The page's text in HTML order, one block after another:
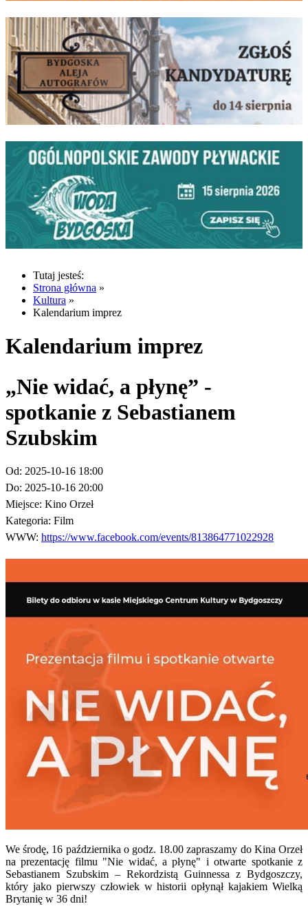
Tutaj jesteś:
Strona główna »
Kultura »
Kalendarium imprez
Kalendarium imprez
„Nie widać, a płynę” -
spotkanie z Sebastianem
Szubskim
Od: 2025-10-16 18:00
Do: 2025-10-16 20:00
Miejsce: Kino Orzeł
Kategoria: Film
WWW: https://www.facebook.com/events/813864771022928
We środę, 16 października o godz. 18.00 zapraszamy do Kina Orzeł
na prezentację filmu "Nie widać, a płynę" i otwarte spotkanie z
Sebastianem Szubskim – Rekordzistą Guinnessa z Bydgoszczy,
który jako pierwszy człowiek w historii opłynął kajakiem Wielką
Brytanię w 36 dni!